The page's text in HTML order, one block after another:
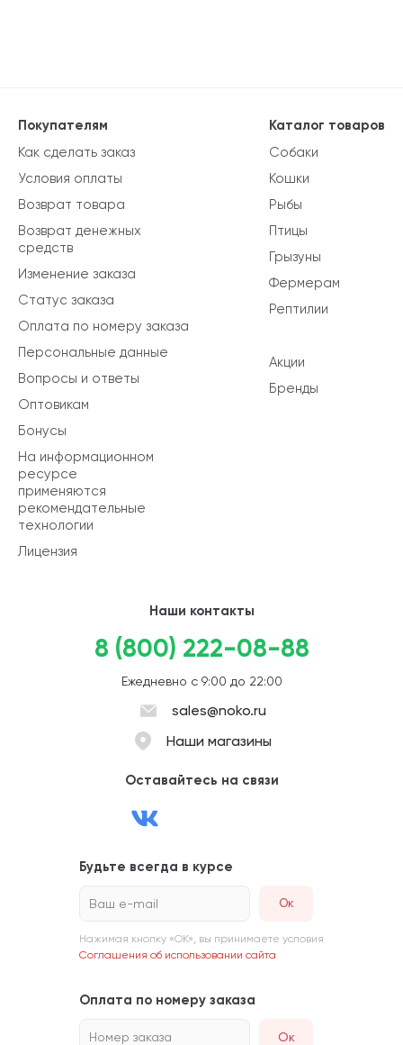
Каталог товаров
Собаки
Кошки
Рыбы
Птицы
Грызуны
Фермерам
Рептилии
Акции
Бренды
Покупателям
Как сделать заказ
Условия оплаты
Возврат товара
Возврат денежных
средств
Изменение заказа
Статус заказа
Оплата по номеру заказа
Персональные данные
Вопросы и ответы
Оптовикам
Бонусы
На информационном
ресурсе
применяются
рекомендательные
технологии
Лицензия
Наши контакты
8 (800) 222-08-88
Ежедневно с 9:00 до 22:00
sales@noko.ru
Наши магазины
Оставайтесь на связи
Будьте всегда в курсе
Ваш e-mail
Нажимая кнопку «ОК», вы принимаете условия
Соглашения об использовании сайта
Оплата по номеру заказа
Номер заказа Ок